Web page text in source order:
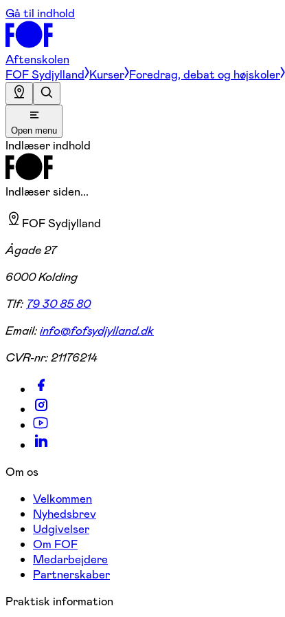
Gå til indhold
Aftenskolen
FOF Sydjylland Kurser Foredrag, debat og højskoler
Open menu
Indlæser indhold
Indlæser siden...
FOF Sydjylland
Ågade 27
6000 Kolding
Tlf: 79 30 85 80
Email:info@fofsydjylland.dk
CVR-nr:21176214
Om os
Velkommen
Nyhedsbrev
Udgivelser
Om FOF
Medarbejdere
Partnerskaber
Praktisk information